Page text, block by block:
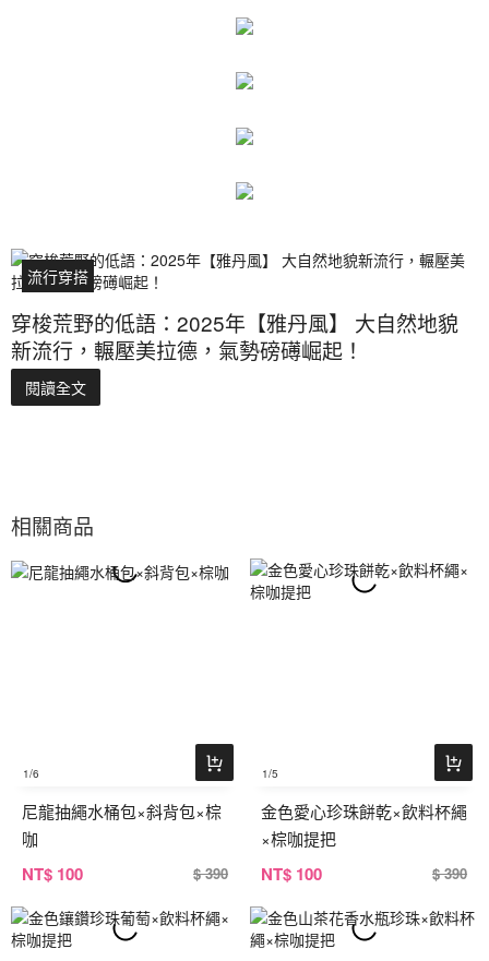
流行穿搭
穿梭荒野的低語：2025年【雅丹風】 大自然地貌
新流行，輾壓美拉德，氣勢磅礡崛起！
閱讀全文
相關商品
1/6
尼龍抽繩水桶包×斜背包×棕
咖
NT$ 100 $ 390
1/5
金色愛心珍珠餅乾×飲料杯繩
×棕咖提把
NT$ 100 $ 390